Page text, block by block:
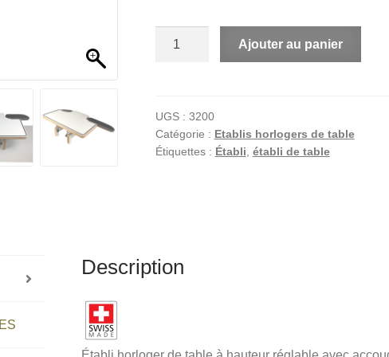
de
table
à
Ajouter au panier
UGS : 3200
Catégorie : Etablis horlogers de table
Étiquettes : Établi établi de table
Description